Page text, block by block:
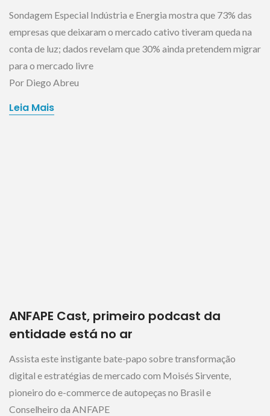
Sondagem Especial Indústria e Energia mostra que 73% das
empresas que deixaram o mercado cativo tiveram queda na
conta de luz; dados revelam que 30% ainda pretendem migrar
para o mercado livre
Por Diego Abreu
Leia Mais
ANFAPE Cast, primeiro podcast da
entidade está no ar
Assista este instigante bate-papo sobre transformação
digital e estratégias de mercado com Moisés Sirvente,
pioneiro do e-commerce de autopeças no Brasil e
Conselheiro da ANFAPE